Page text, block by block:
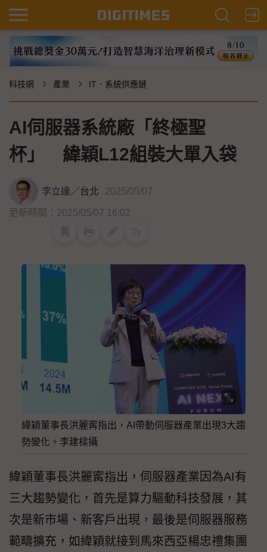
科技網 產業 IT．系統供應鏈
AI伺服器系統廠「終極聖
杯」 緯穎L12組裝大單入袋
李立達／台北 2025/05/07
更新時間：2025/05/07 16:02
緯穎董事長洪麗寗指出，AI帶動伺服器產業出現3大趨
勢變化。李建樑攝
緯穎董事長洪麗寗指出，伺服器產業因為AI有
三大趨勢變化，首先是算力驅動科技發展，其
次是新市場、新客戶出現，最後是伺服器服務
範疇擴充，如緯穎就接到馬來西亞楊忠禮集團